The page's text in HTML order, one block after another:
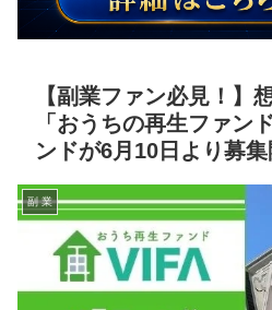
【副業ファン必見！】
「おうちの再生ファン
ンドが6月10日より募集
副 業